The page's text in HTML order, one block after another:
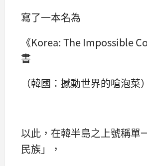
寫了一本名為
《Korea: The Impossible
書
（韓國：撼動世界的嗆泡菜
以此，在韓半島之上號稱單
民族」，